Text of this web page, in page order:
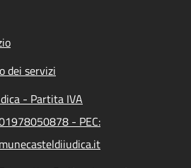
dei servizi
- Partita IVA
- PEC: